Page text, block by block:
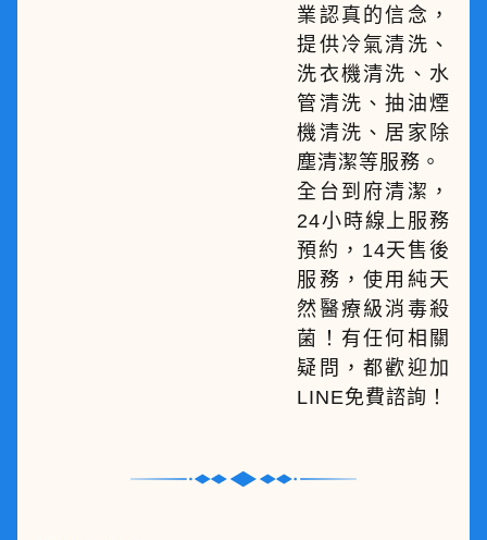
業認真的信念，
提供冷氣清洗、
洗衣機清洗、水
管清洗、抽油煙
機清洗、居家除
塵清潔等服務。
全台到府清潔，
24小時線上服務
預約，14天售後
服務，使用純天
然醫療級消毒殺
菌！有任何相關
疑問，都歡迎加
LINE免費諮詢！